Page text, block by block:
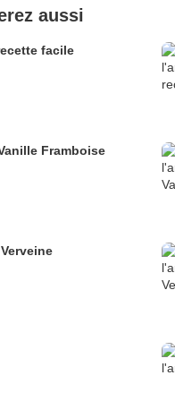
aussi
facile
Framboise